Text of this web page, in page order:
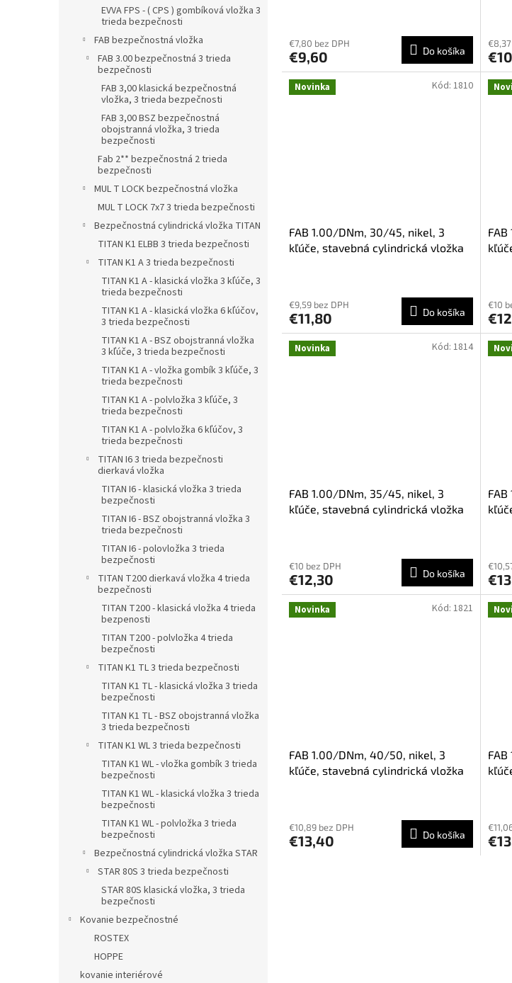
EVVA FPS - ( CPS ) gombíková vložka 3
trieda bezpečnosti
FAB bezpečnostná vložka
FAB 3.00 bezpečnostná 3 trieda
bezpečnosti
FAB 3,00 klasická bezpečnostná
vložka, 3 trieda bezpečnosti
FAB 3,00 BSZ bezpečnostná
obojstranná vložka, 3 trieda
bezpečnosti
Fab 2** bezpečnostná 2 trieda
bezpečnosti
MUL T LOCK bezpečnostná vložka
MUL T LOCK 7x7 3 trieda bezpečnosti
Bezpečnostná cylindrická vložka TITAN
TITAN K1 ELBB 3 trieda bezpečnosti
TITAN K1 A 3 trieda bezpečnosti
TITAN K1 A - klasická vložka 3 kľúče, 3
trieda bezpečnosti
TITAN K1 A - klasická vložka 6 kľúčov,
3 trieda bezpečnosti
TITAN K1 A - BSZ obojstranná vložka
3 kľúče, 3 trieda bezpečnosti
TITAN K1 A - vložka gombík 3 kľúče, 3
trieda bezpečnosti
TITAN K1 A - polvložka 3 kľúče, 3
trieda bezpečnosti
TITAN K1 A - polvložka 6 kľúčov, 3
trieda bezpečnosti
TITAN I6 3 trieda bezpečnosti
dierkavá vložka
TITAN I6 - klasická vložka 3 trieda
bezpečnosti
TITAN I6 - BSZ obojstranná vložka 3
trieda bezpečnosti
TITAN I6 - polovložka 3 trieda
bezpečnosti
TITAN T200 dierkavá vložka 4 trieda
bezpečnosti
TITAN T200 - klasická vložka 4 trieda
bezpenosti
TITAN T200 - polvložka 4 trieda
bezpečnosti
TITAN K1 TL 3 trieda bezpečnosti
TITAN K1 TL - klasická vložka 3 trieda
bezpečnosti
TITAN K1 TL - BSZ obojstranná vložka
3 trieda bezpečnosti
TITAN K1 WL 3 trieda bezpečnosti
TITAN K1 WL - vložka gombík 3 trieda
bezpečnosti
TITAN K1 WL - klasická vložka 3 trieda
bezpečnosti
TITAN K1 WL - polvložka 3 trieda
bezpečnosti
Bezpečnostná cylindrická vložka STAR
STAR 80S 3 trieda bezpečnosti
STAR 80S klasická vložka, 3 trieda
bezpečnosti
Kovanie bezpečnostné
ROSTEX
HOPPE
kovanie interiérové
€7,80 bez DPH
€9,60 Do košíka
Novinka
FAB 1.00/DNm, 30/45, nikel, 3
kľúče, stavebná cylindrická vložka
€9,59 bez DPH
€11,80 Do košíka
Kód: 1810
€10
Novinka
FAB 1.00/DNm, 35/45, nikel, 3
kľúče, stavebná cylindrická vložka
€10 bez DPH
€12,30 Do košíka
Kód: 1814
€13
Novinka
FAB 1.00/DNm, 40/50, nikel, 3
kľúče, stavebná cylindrická vložka
€10,89 bez DPH
€13,40 Do košíka
Kód: 1821